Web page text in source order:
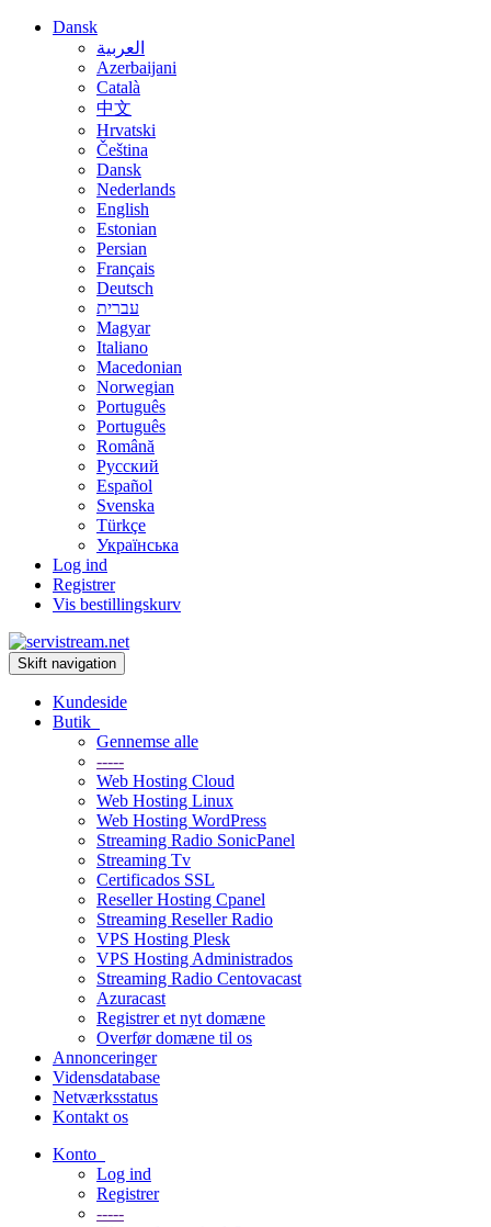
Dansk
العربية
Azerbaijani
Català
中文
Hrvatski
Čeština
Dansk
Nederlands
English
Estonian
Persian
Français
Deutsch
עברית
Magyar
Italiano
Macedonian
Norwegian
Português
Português
Română
Русский
Español
Svenska
Türkçe
Українська
Log ind
Registrer
Vis bestillingskurv
Skift navigation
Kundeside
Butik
Gennemse alle
-----
Web Hosting Cloud
Web Hosting Linux
Web Hosting WordPress
Streaming Radio SonicPanel
Streaming Tv
Certificados SSL
Reseller Hosting Cpanel
Streaming Reseller Radio
VPS Hosting Plesk
VPS Hosting Administrados
Streaming Radio Centovacast
Azuracast
Registrer et nyt domæne
Overfør domæne til os
Annonceringer
Vidensdatabase
Netværksstatus
Kontakt os
Konto
Log ind
Registrer
-----